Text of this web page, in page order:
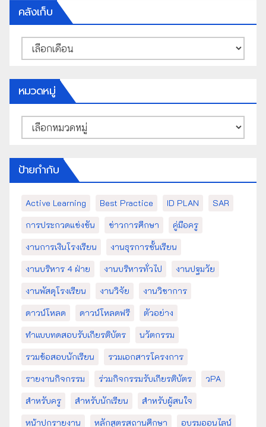
คลังเก็บ
คลัง
เก็บ
หมวดหมู่
หมวด
หมู่
ป้ายกำกับ
Active Learning Best Practice ID PLAN
SAR
การประกวดแข่งขัน
ข่าวการศึกษา
คู่มือครู
งานการเงินโรงเรียน
งานธุรการชั้นเรียน
งานบริหาร 4 ฝ่าย
งานบริหารทั่วไป
งานปฐมวัย
งานพัสดุโรงเรียน
งานวิจัย
งานวิชาการ
ดาวน์โหลด
ดาวน์โหลดฟรี
ตัวอย่าง
ทำแบบทดสอบรับเกียรติบัตร
นวัตกรรม
รวมข้อสอบนักเรียน
รวมเอกสารโครงการ
รายงานกิจกรรม
ร่วมกิจกรรมรับเกียรติบัตร
วPA
สำหรับครู
สำหรับนักเรียน
สำหรับผู้สนใจ
หน้าปกรายงาน
หลักสูตรสถานศึกษา อบรมออนไลน์